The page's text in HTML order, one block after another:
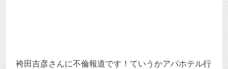
袴田吉彦さんに不倫報道です！ていうかアパホテル行